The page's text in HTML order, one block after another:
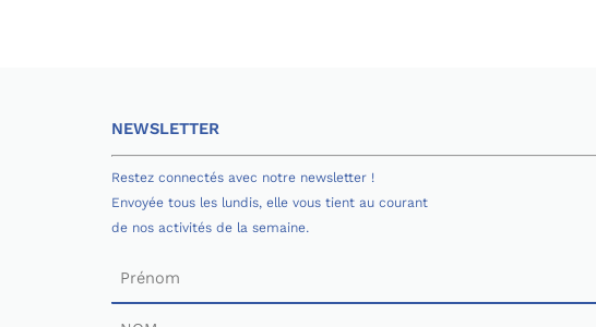
NEWSLETTER
Restez connectés avec notre newsletter !
Envoyée tous les lundis, elle vous tient au courant
de nos activités de la semaine.